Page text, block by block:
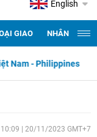
English
GIAO NHÂN
Philippines 500
10:09 | 20/11/2023 GMT+7